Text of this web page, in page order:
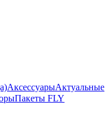
АксессуарыАктуальные
Пакеты FLY